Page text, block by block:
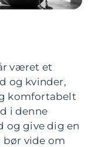
været et
og kvinder,
komfortabelt
i denne
og give dig en
vide om